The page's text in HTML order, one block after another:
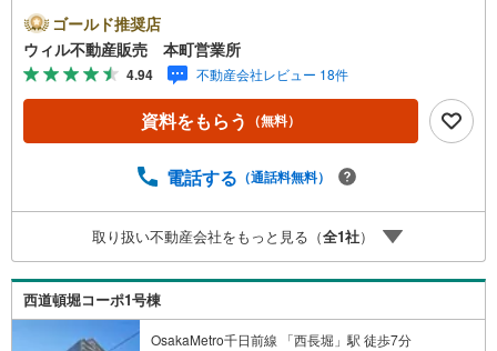
【営業日】定休日はございません。水曜日も営業しております。
浄機能付き）、ユニットバス（浴室乾燥機付き）、給湯
器、洗面化粧台（シャワーヘッド付き）、洗濯水栓、防水
パン新調・全クロス、フローリング、クッションフロア、
フロアタイル、網戸張替え・建具、玄関収納、照明器具、
分電盤交換・ウォークスルークローゼット、パントリー、
リネン庫、各種収納、ダウンライト新設など。■南堀江三番
K！■ウォークインクロゼットなど収納充実の住まい！■約1
能です。周辺のコインパーキングまでご案内致しますの
で、担当者にお声がけください。■キッズスペースもござい
ますので、小さなお子様がいらっしゃるご家庭もお気軽に
ご来場ください！【営業日】定休日はございません。火曜
日・水曜日も営業しております。
ゴールド推奨店
ウィル不動産販売 本町営業所
4.94 不動産会社レビュー 18件
資料をもらう （無料）
電話する （通話料無料）
取り扱い不動産会社をもっと見る（全1社）
西道頓堀コーポ1号棟
OsakaMetro千日前線 「西長堀」駅 徒歩7分